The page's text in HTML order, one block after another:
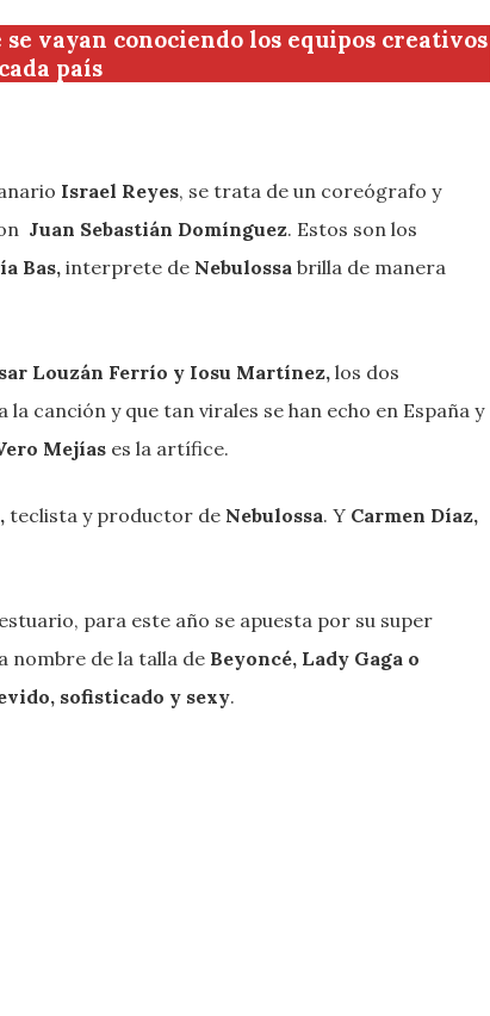
vayan conociendo los equipos creativos
país
Israel Reyes, se trata de un coreógrafo y
Juan Sebastián Domínguez. Estos son los
Bas, interprete de Nebulossa brilla de manera
Louzán Ferrío y Iosu Martínez, los dos
la canción y que tan virales se han echo en España y
Mejías es la artífice.
teclista y productor de Nebulossa. Y Carmen Díaz,
para este año se apuesta por su super
nombre de la talla de Beyoncé, Lady Gaga o
sofisticado y sexy.